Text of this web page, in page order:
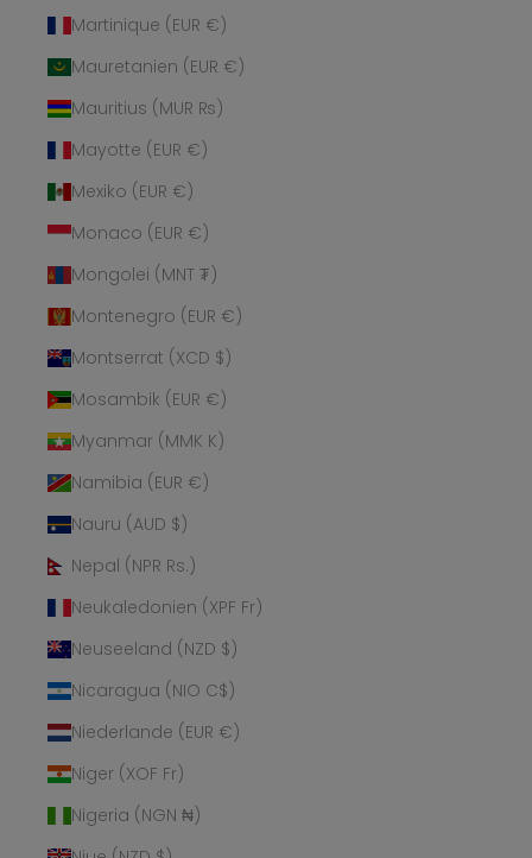
Martinique (EUR €)
Mauretanien (EUR €)
Mauritius (MUR ₨)
Mayotte (EUR €)
Mexiko (EUR €)
Monaco (EUR €)
Mongolei (MNT ₮)
Montenegro (EUR €)
Montserrat (XCD $)
Mosambik (EUR €)
Myanmar (MMK K)
Namibia (EUR €)
Nauru (AUD $)
Nepal (NPR Rs.)
Neukaledonien (XPF Fr)
Neuseeland (NZD $)
Nicaragua (NIO C$)
Niederlande (EUR €)
Niger (XOF Fr)
Nigeria (NGN ₦)